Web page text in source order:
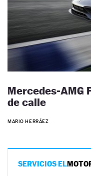
Mercedes-AMG
de calle
MARIO HERRÁEZ
SERVICIOS EL